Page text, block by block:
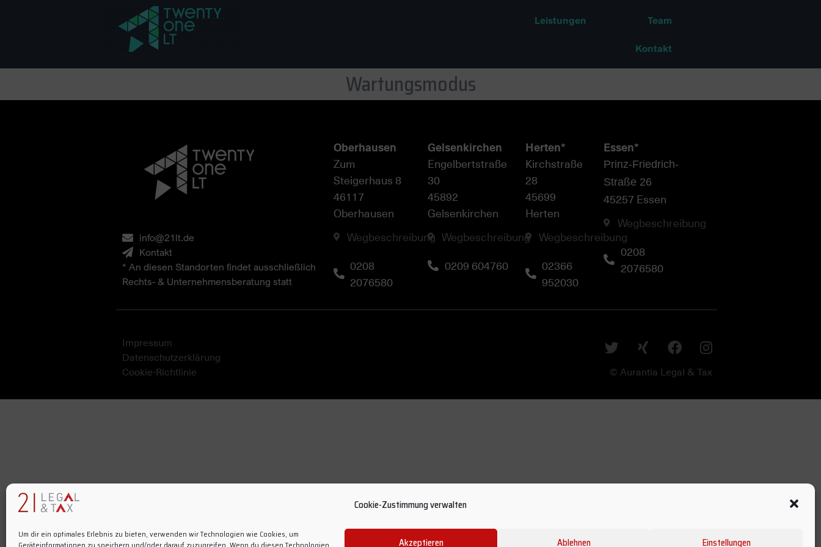
Cookie-Zustimmung verwalten
Um dir ein optimales Erlebnis zu bieten, verwenden wir Technologien wie Cookies, um
Akzeptieren Ablehnen Einstellungen
Leistungen Team
Kontakt
Wartungsmodus
info@21lt.de
Kontakt
* An diesen Standorten findet ausschließlich
Rechts- & Unternehmensberatung statt
Oberhausen
Zum
Steigerhaus 8
46117
Oberhausen
Wegbeschreibung
0208
2076580
Gelsenkirchen
Engelbertstraße
30
45892
Gelsenkirchen
Wegbeschreibung
0209 604760
Herten*
Kirchstraße
28
45699
Herten
Wegbeschreibung
02366
952030
Essen*
Prinz-Friedrich-
Straße 26
45257 Essen
Wegbeschreibung
0208
2076580
Impressum
Datenschutzerklärung
Cookie-Richtlinie
© Aurantia Legal & Tax